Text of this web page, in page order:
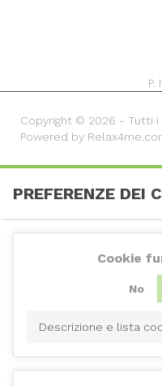
P.
Copyright © 2026 - Tutti i
Powered by
PREFERENZE DEI
Cookie
No
Descrizione e lista